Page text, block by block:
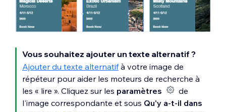
Vous souhaitez ajouter un texte alternatif ?
Ajouter du texte alternatifà votre image de
répéteur pour aider les moteurs de recherche à
les « lire ». Cliquez sur les paramètres
de
l'image correspondante et sous Qu'y a-t-il dans